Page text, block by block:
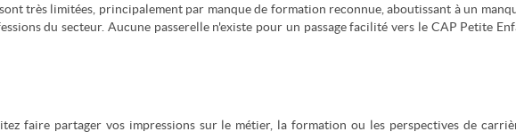
très limitées, principalement par manque de formation reconnue, aboutissant à un
du secteur. Aucune passerelle n'existe pour un passage facilité vers le CAP Petite
faire partager vos impressions sur le métier, la formation ou les perspectives de